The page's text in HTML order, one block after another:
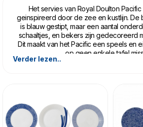
Het servies van Royal Doulton
geinspireerd door de zee en kustlijn. De
is blauw gestipt, maar een aantal
schaaltjes, en bekers zijn gedecoreerd
Dit maakt van het Pacific een speels en
op geen enkele tafel
Verder lezen..